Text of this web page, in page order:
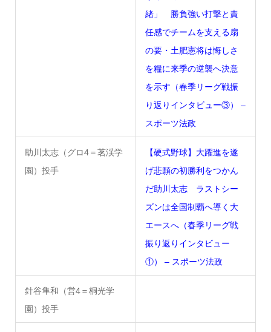
緒」 勝負強い打撃と責
任感でチームを支える扇
の要・土肥憲将は悔しさ
を糧に来季の逆襲へ決意
を示す（春季リーグ戦振
り返りインタビュー③） –
スポーツ法政
助川太志（グロ4＝茗渓学
園）投手
【硬式野球】大躍進を遂
げ悲願の初勝利をつかん
だ助川太志 ラストシー
ズンは全国制覇へ導く大
エースへ（春季リーグ戦
振り返りインタビュー
①） – スポーツ法政
針谷隼和（営4＝桐光学
園）投手